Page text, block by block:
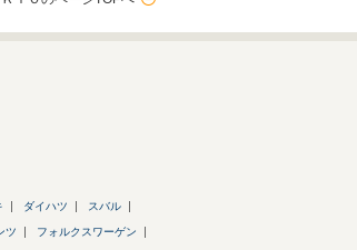
ダイハツ スバル
ツ フォルクスワーゲン